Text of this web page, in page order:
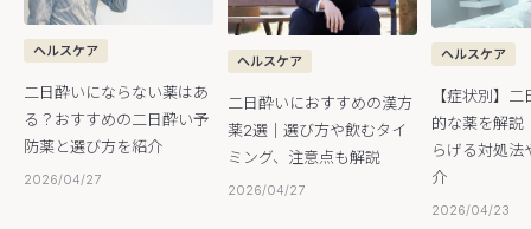
ヘルスケア
二日酔いにならない薬はあ
る？おすすめの二日酔い予
防薬と選び方を紹介
2026/04/27
ヘルスケア
二日酔いにおすすめの漢方
薬2選｜選び方や飲むタイ
ミング、注意点も解説
2026/04/27
ヘルスケア
【症状別】
的な薬を解説
らげる対処法
介
2026/04/23